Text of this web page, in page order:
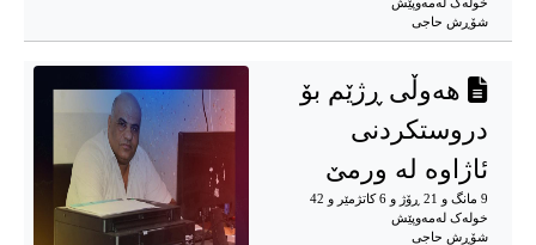
شۆڕش حاجی
هەوڵی ڕژێم بۆ
دروستکردنی
ئاژاوە لە ورمێ
9 مانگ و 21 ڕۆژ و 6 کاتژمێر و 42
خوله‌ک له‌مه‌وپێش‌
شۆڕش حاجی